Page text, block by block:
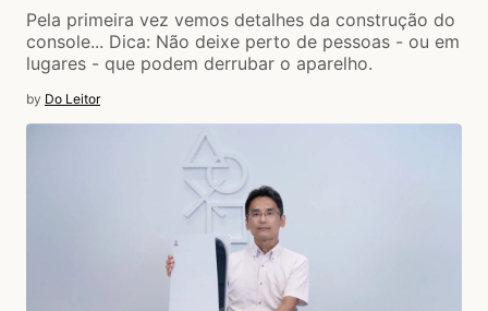
Pela primeira vez vemos detalhes da construção do
console... Dica: Não deixe perto de pessoas - ou em
lugares - que podem derrubar o aparelho.
by Do Leitor